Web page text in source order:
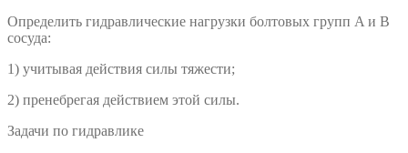
Определить гидравлические нагрузки болтовых групп A и B
сосуда:
1) учитывая действия силы тяжести;
2) пренебрегая действием этой силы.
Задачи по гидравлике